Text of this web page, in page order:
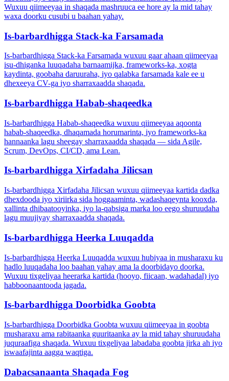
Wuxuu qiimeeyaa in shaqada mashruuca ee hore ay la mid tahay
waxa doorku cusubi u baahan yahay.
Is-barbardhigga Stack-ka Farsamada
Is-barbardhigga Stack-ka Farsamada wuxuu gaar ahaan qiimeeyaa
isu-dhiganka luuqadaha barnaamijka, frameworks-ka, xogta
kaydinta, goobaha daruuraha, iyo qalabka farsamada kale ee u
dhexeeya CV-ga iyo sharraxaadda shaqada.
Is-barbardhigga Habab-shaqeedka
Is-barbardhigga Habab-shaqeedka wuxuu qiimeeyaa aqoonta
habab-shaqeedka, dhaqamada horumarinta, iyo frameworks-ka
hannaanka lagu sheegay sharraxaadda shaqada — sida Agile,
Scrum, DevOps, CI/CD, ama Lean.
Is-barbardhigga Xirfadaha Jilicsan
Is-barbardhigga Xirfadaha Jilicsan wuxuu qiimeeyaa kartida dadka
dhexdooda iyo xiriirka sida hoggaaminta, wadashaqeynta kooxda,
xallinta dhibaatooyinka, iyo la-qabsiga marka loo eego shuruudaha
lagu muujiyay sharraxaadda shaqada.
Is-barbardhigga Heerka Luuqadda
Is-barbardhigga Heerka Luuqadda wuxuu hubiyaa in musharaxu ku
hadlo luuqadaha loo baahan yahay ama la doorbidayo doorka.
Wuxuu tixgeliyaa heerarka kartida (hooyo, fiicaan, wadahadal) iyo
habboonaantooda jagada.
Is-barbardhigga Doorbidka Goobta
Is-barbardhigga Doorbidka Goobta wuxuu qiimeeyaa in goobta
musharaxu ama rabitaanka guuritaanka ay la mid tahay shuruudaha
juquraafiga shaqada. Wuxuu tixgeliyaa labadaba goobta jirka ah iyo
iswaafajinta aagga waqtiga.
Dabacsanaanta Shaqada Fog